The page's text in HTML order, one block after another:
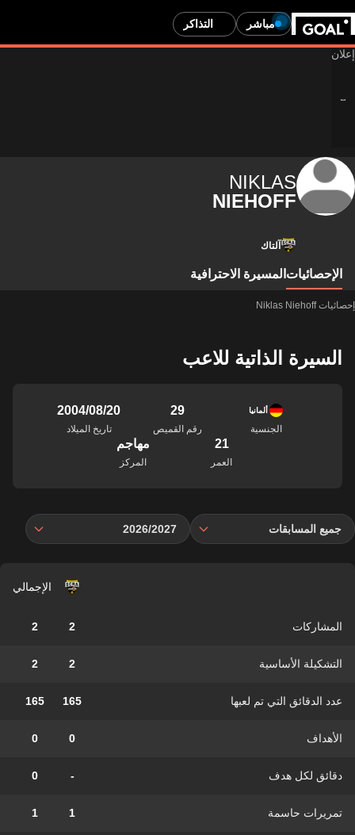
مباشر التذاكر
NIKLAS
NIEHOFF
آلتاك
الإحصائيات المسيرة الاحترافية
إحصائيات Niklas Niehoff
السيرة الذاتية للاعب
ألمانيا
الجنسية
29
رقم القميص
20‏/08‏/2004
تاريخ الميلاد
21
العمر
مهاجم
المركز
جميع المسابقات 2026/2027
الإجمالي
المشاركات 2
2
التشكيلة الأساسية 2
2
عدد الدقائق التي تم لعبها 165
165
الأهداف 0
0
دقائق لكل هدف -
0
تمريرات حاسمة 1
1